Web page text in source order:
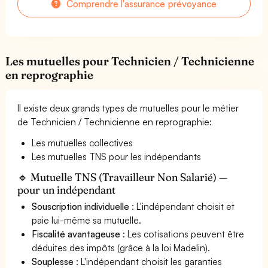
Comprendre l'assurance prévoyance
Les mutuelles pour Technicien / Technicienne
en reprographie
Il existe deux grands types de mutuelles pour le métier
de Technicien / Technicienne en reprographie:
Les mutuelles collectives
Les mutuelles TNS pour les indépendants
🔹 Mutuelle TNS (Travailleur Non Salarié) —
pour un indépendant
Souscription individuelle : L'indépendant choisit et
paie lui-même sa mutuelle.
Fiscalité avantageuse : Les cotisations peuvent être
déduites des impôts (grâce à la loi Madelin).
Souplesse : L'indépendant choisit les garanties